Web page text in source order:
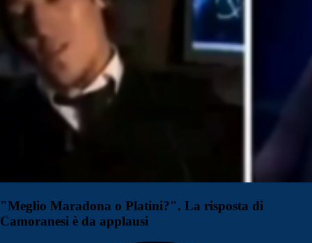
"Meglio Maradona o Platini?". La risposta di
Camoranesi è da applausi